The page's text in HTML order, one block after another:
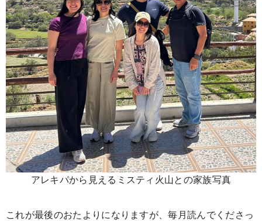
アレキパから見えるミスティ火山との家族写真
これが最後のおたよりになりますが、毎月読んでくださっ